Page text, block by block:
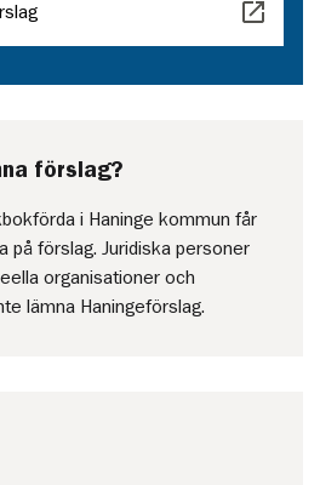
förslag?
i Haninge kommun får
på förslag. Juridiska personer
organisationer och
lämna Haningeförslag.